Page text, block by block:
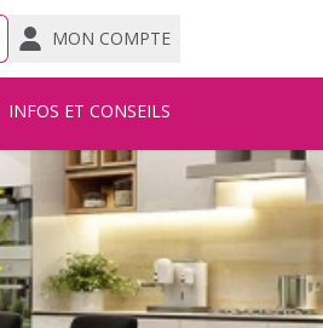
MON COMPTE
INFOS ET CONSEILS